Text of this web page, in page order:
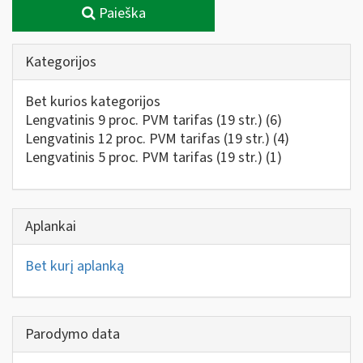
Paieška
Kategorijos
Bet kurios kategorijos
Lengvatinis 9 proc. PVM tarifas (19 str.) (6)
Lengvatinis 12 proc. PVM tarifas (19 str.) (4)
Lengvatinis 5 proc. PVM tarifas (19 str.) (1)
Aplankai
Bet kurį aplanką
Parodymo data